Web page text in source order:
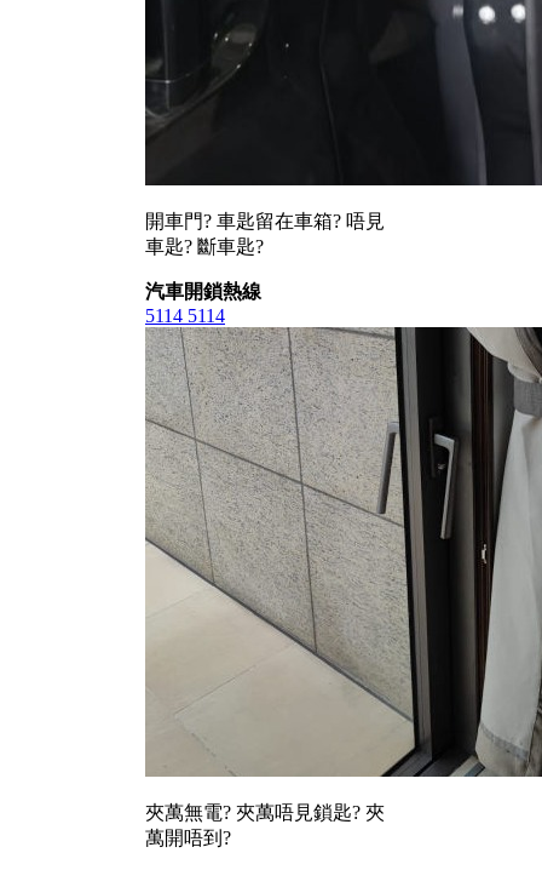
開車門? 車匙留在車箱? 唔見
車匙? 斷車匙?
汽車開鎖熱線
5114 5114
夾萬無電? 夾萬唔見鎖匙? 夾
萬開唔到?